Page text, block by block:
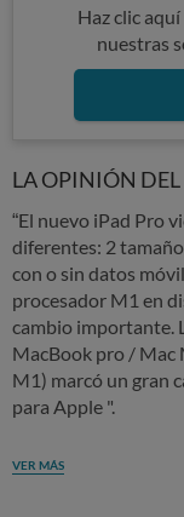
Haz clic
nuestras
LA OPINIÓN DEL
“El nuevo iPad Pro
diferentes: 2
con o sin datos
procesador M1 en
cambio importante.
MacBook pro / Mac
M1) marcó un gran
para Apple ".
VER MÁS